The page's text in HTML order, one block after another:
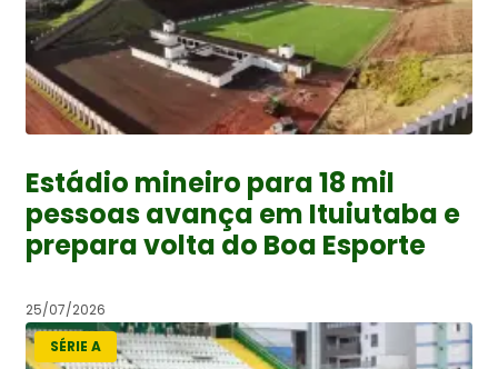
Estádio mineiro para 18 mil
pessoas avança em Ituiutaba e
prepara volta do Boa Esporte
25/07/2026
SÉRIE A